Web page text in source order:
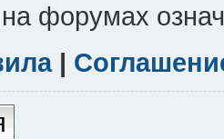
на форумах
|